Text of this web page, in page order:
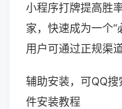
小程序打牌提高胜
家，快速成为一个
用户可通过正规渠
辅助安装，可QQ
件安装教程